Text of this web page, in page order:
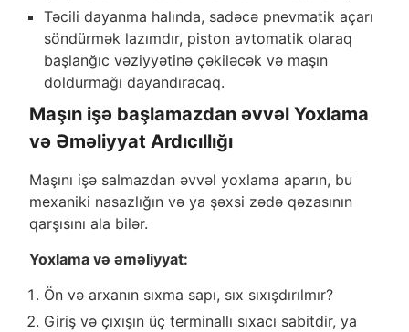
Təcili dayanma halında, sadəcə pnevmatik açarı
söndürmək lazımdır, piston avtomatik olaraq
başlanğıc vəziyyətinə çəkiləcək və maşın
doldurmağı dayandıracaq.
Maşın işə başlamazdan əvvəl Yoxlama
və Əməliyyat Ardıcıllığı
Maşını işə salmazdan əvvəl yoxlama aparın, bu
mexaniki nasazlığın və ya şəxsi zədə qəzasının
qarşısını ala bilər.
Yoxlama və əməliyyat:
Ön və arxanın sıxma sapı, sıx sıxışdırılmır?
Giriş və çıxışın üç terminallı sıxacı sabitdir, ya